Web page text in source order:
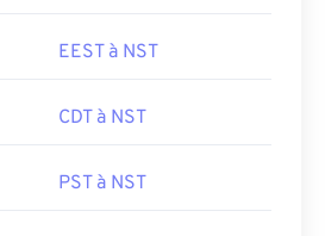
EEST à NST
CDT à NST
PST à NST